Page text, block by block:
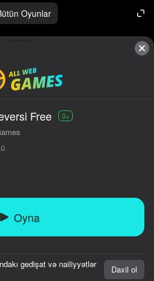
Oyunlar
Free 0+
Oyna
gedişat və nailiyyətlər
Daxil ol